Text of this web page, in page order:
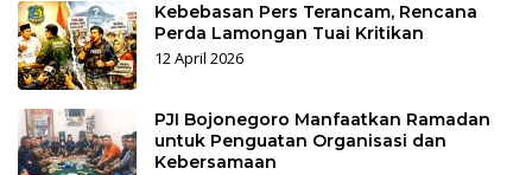
Kebebasan Pers Terancam, Rencana
Perda Lamongan Tuai Kritikan
12 April 2026
PJI Bojonegoro Manfaatkan Ramadan
untuk Penguatan Organisasi dan
Kebersamaan